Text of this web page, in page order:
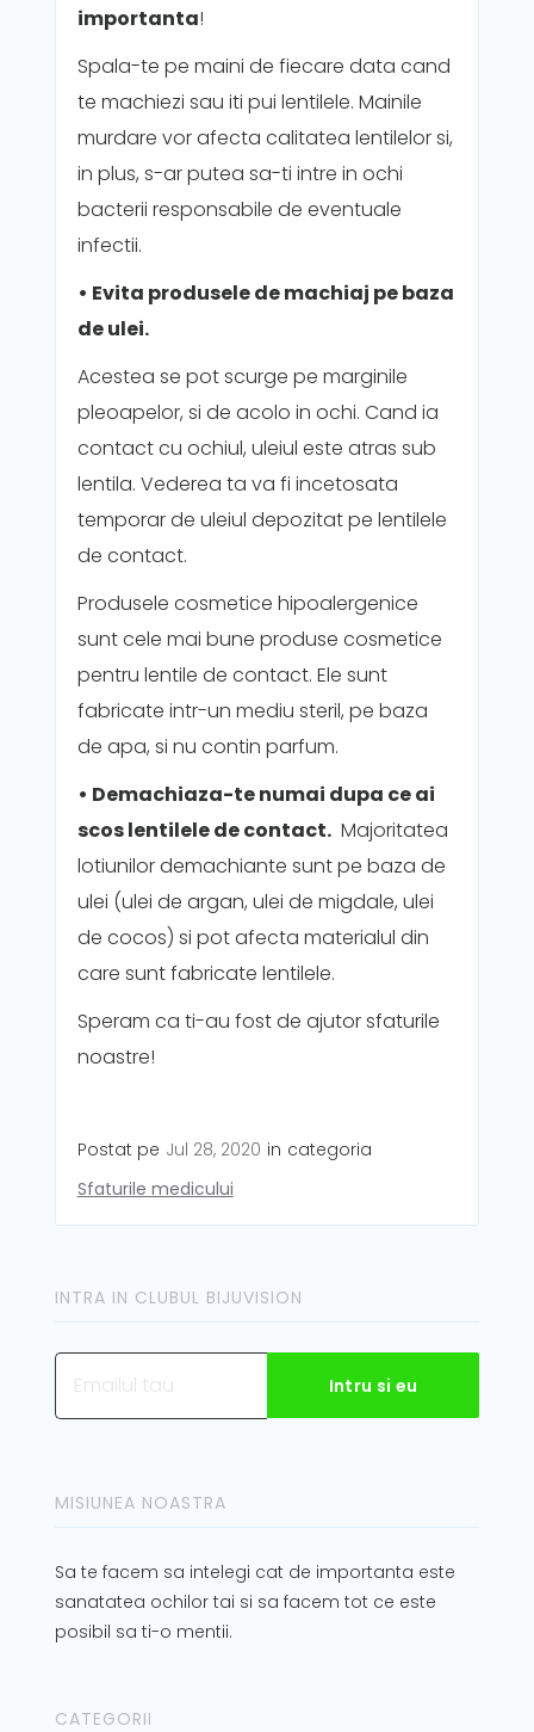
importanta!
Spala-te pe maini de fiecare data cand
te machiezi sau iti pui lentilele. Mainile
murdare vor afecta calitatea lentilelor si,
in plus, s-ar putea sa-ti intre in ochi
bacterii responsabile de eventuale
infectii.
• Evita produsele de machiaj pe baza
de ulei.
Acestea se pot scurge pe marginile
pleoapelor, si de acolo in ochi. Cand ia
contact cu ochiul, uleiul este atras sub
lentila. Vederea ta va fi incetosata
temporar de uleiul depozitat pe lentilele
de contact.
Produsele cosmetice hipoalergenice
sunt cele mai bune produse cosmetice
pentru lentile de contact. Ele sunt
fabricate intr-un mediu steril, pe baza
de apa, si nu contin parfum.
• Demachiaza-te numai dupa ce ai
scos lentilele de contact.Majoritatea
lotiunilor demachiante sunt pe baza de
ulei (ulei de argan, ulei de migdale, ulei
de cocos) si pot afecta materialul din
care sunt fabricate lentilele.
Speram ca ti-au fost de ajutor sfaturile
noastre!
Postat pe Jul 28, 2020 in categoria
Sfaturile medicului
INTRA IN CLUBUL BIJUVISION
MISIUNEA NOASTRA
Sa te facem sa intelegi cat de importanta este
sanatatea ochilor tai si sa facem tot ce este
posibil sa ti-o mentii.
CATEGORII